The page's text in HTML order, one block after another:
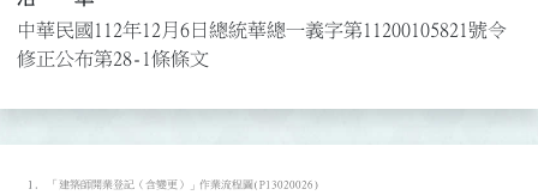
中華民國112年12月6日總統華總一義字第11200105821號令
修正公布第28-1條條文
「建築師開業登記（含變更）」作業流程圖(P13020026)